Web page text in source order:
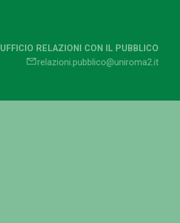
UFFICIO RELAZIONI CON IL PUBBLICO
relazioni.pubblico@uniroma2.it